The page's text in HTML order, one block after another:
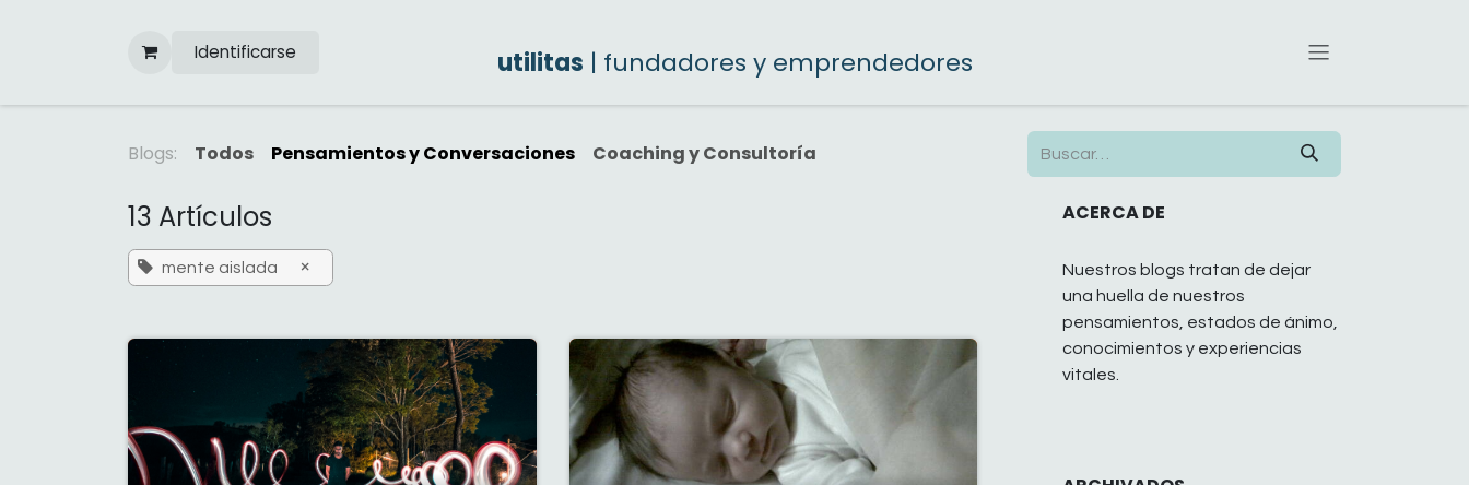
utilitas | fundadores y emprendedores
Identificarse
Blogs: Todos Pensamientos y Conversaciones Coaching y Consultoría
13 Artículos
mente aislada ×
ACERCA DE
Nuestros blogs tratan de dejar
una huella de nuestros
pensamientos, estados de ánimo,
conocimientos y experiencias
vitales.